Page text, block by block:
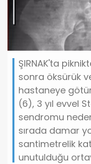
ŞIRNAK'ta
sonra öksürük
hastaneye
(6), 3 yıl evvel
sendromu
sırada damar
santimetrelik
unutulduğu